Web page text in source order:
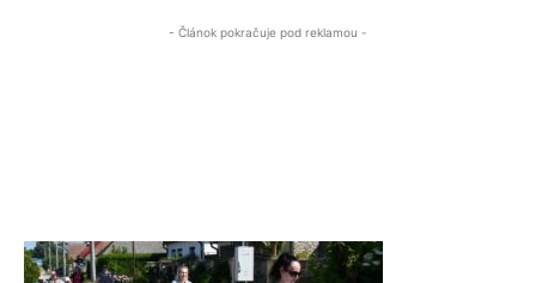
- Článok pokračuje pod reklamou -